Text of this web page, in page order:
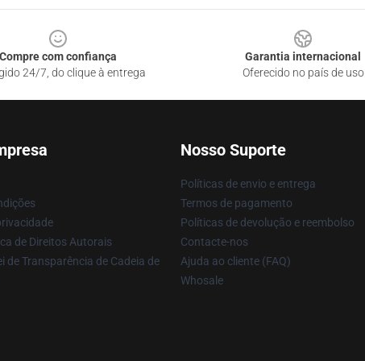
Compre com confiança
24/7, do clique à entrega
Garantia internacional
Oferecido no país de uso
de Direitos Autorais
de Transparência de Cadeia de
Nosso Suporte
Políticas de envio e entrega
Termos de pagamento
Políticas de devolução e reembolso
Contacte-nos
Ajuda ao cliente (FAQ)
Whosale